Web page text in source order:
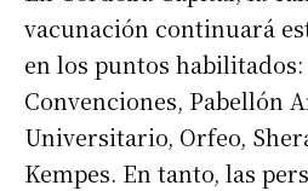
vacunación continuará
en los puntos
Convenciones, Pabellón
Universitario, Orfeo,
Kempes. En tanto, las